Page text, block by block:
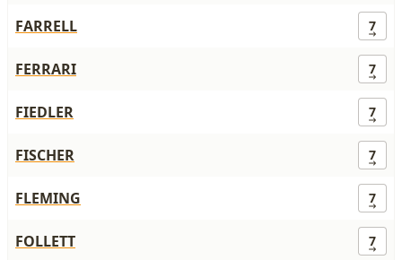
FARRELL 7
FERRARI 7
FIEDLER 7
FISCHER 7
FLEMING 7
FOLLETT 7